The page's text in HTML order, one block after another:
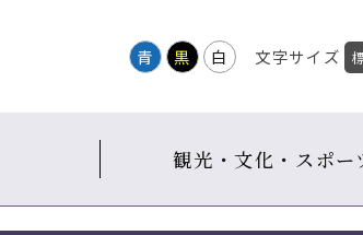
青 黒 白 文字サイズ
観光・文化・スポー